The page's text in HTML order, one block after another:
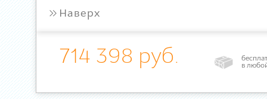
» Наверх
714 398 руб.
в